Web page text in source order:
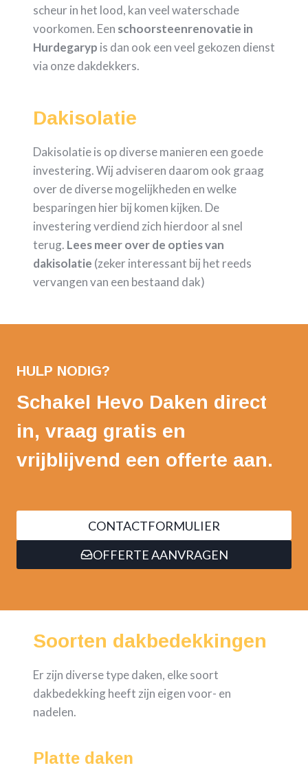
scheur in het lood, kan veel waterschade
voorkomen. Een schoorsteenrenovatie in
Hurdegaryp is dan ook een veel gekozen dienst
via onze dakdekkers.
Dakisolatie
Dakisolatie is op diverse manieren een goede
investering. Wij adviseren daarom ook graag
over de diverse mogelijkheden en welke
besparingen hier bij komen kijken. De
investering verdiend zich hierdoor al snel
terug. Lees meer over de opties van
dakisolatie (zeker interessant bij het reeds
vervangen van een bestaand dak)
HULP NODIG?
Schakel Hevo Daken direct
in, vraag gratis en
vrijblijvend een offerte aan.
CONTACTFORMULIER
OFFERTE AANVRAGEN
Soorten dakbedekkingen
Er zijn diverse type daken, elke soort
dakbedekking heeft zijn eigen voor- en
nadelen.
Platte daken